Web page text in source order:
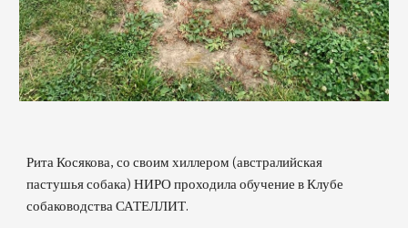
Рита Косякова, со своим хиллером (австралийская
пастушья собака) НИРО проходила обучение в Клубе
собаководства САТЕЛЛИТ.